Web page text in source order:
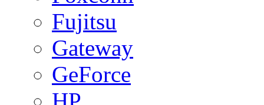
Fujitsu
Gateway
GeForce